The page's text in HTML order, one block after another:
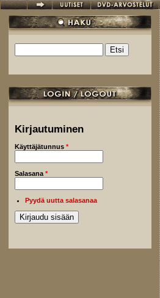
Hakulomake
Kirjautuminen
Käyttäjätunnus *
Salasana *
Pyydä uutta salasanaa